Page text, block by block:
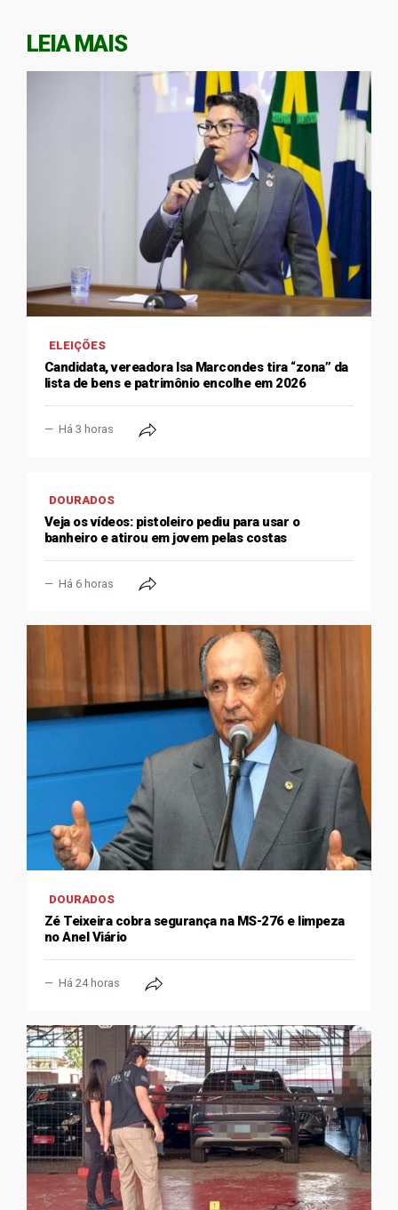
LEIA MAIS
ELEIÇÕES
Candidata, vereadora Isa Marcondes tira “zona” da
lista de bens e patrimônio encolhe em 2026
Há 3 horas
DOURADOS
Veja os vídeos: pistoleiro pediu para usar o
banheiro e atirou em jovem pelas costas
Há 6 horas
DOURADOS
Zé Teixeira cobra segurança na MS-276 e limpeza
no Anel Viário
Há 24 horas